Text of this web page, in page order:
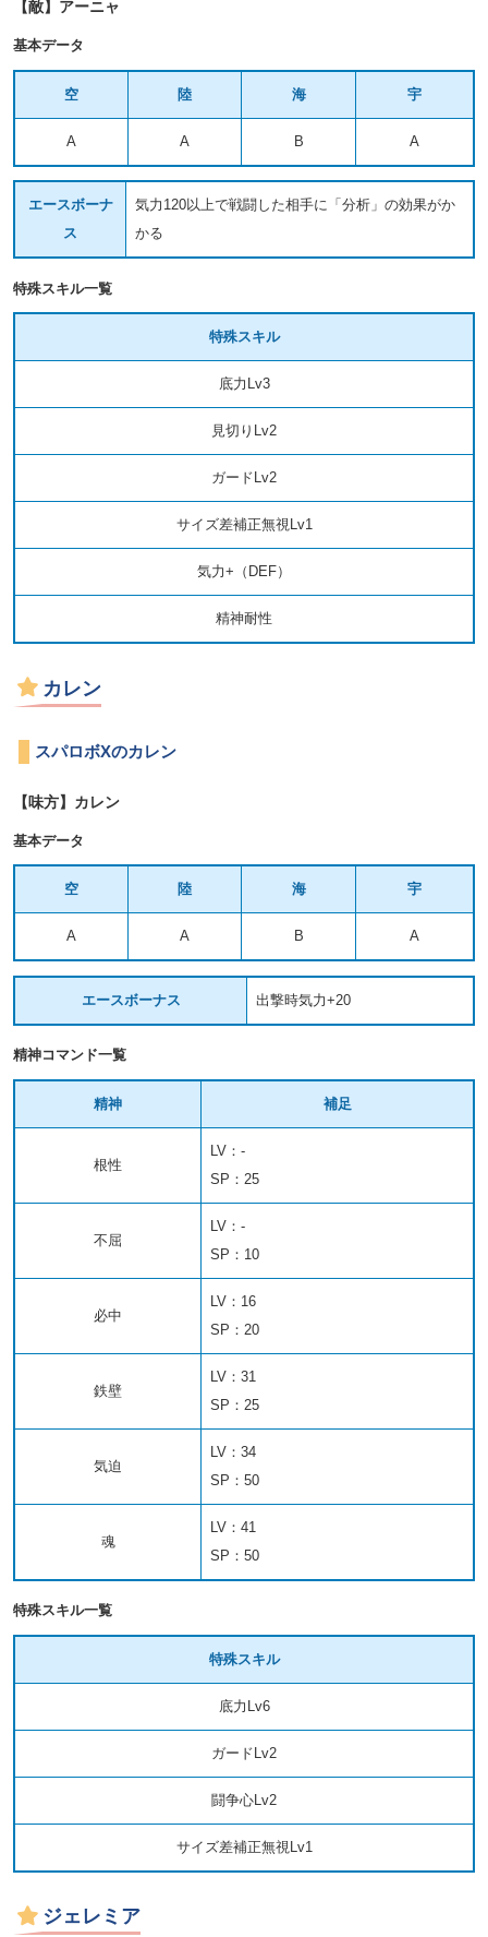
【敵】アーニャ
基本データ
空 陸 海 宇
A A B A
エースボーナ
ス
気力120以上で戦闘した相手に「分析」の効果がか
かる
特殊スキル一覧
特殊スキル
底力Lv3
見切りLv2
ガードLv2
サイズ差補正無視Lv1
気力+（DEF）
精神耐性
カレン
スパロボXのカレン
【味方】カレン
基本データ
空 陸 海 宇
A A B A
エースボーナス 出撃時気力+20
精神コマンド一覧
精神 補足
根性
LV：-
SP：25
不屈
LV：-
SP：10
必中
LV：16
SP：20
鉄壁
LV：31
SP：25
気迫
LV：34
SP：50
魂
LV：41
SP：50
特殊スキル一覧
特殊スキル
底力Lv6
ガードLv2
闘争心Lv2
サイズ差補正無視Lv1
ジェレミア